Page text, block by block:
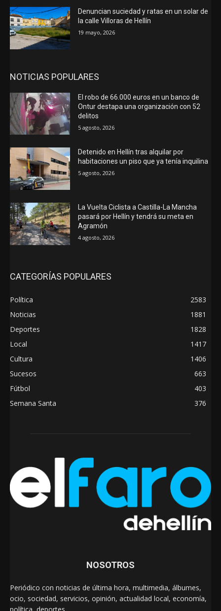
Denuncian suciedad y ratas en un solar de
la calle Villoras de Hellín
19 mayo, 2026
NOTICIAS POPULARES
El robo de 66.000 euros en un banco de
Ontur destapa una organización con 52
delitos
5 agosto, 2026
Detenido en Hellín tras alquilar por
habitaciones un piso que ya tenía inquilina
5 agosto, 2026
La Vuelta Ciclista a Castilla-La Mancha
pasará por Hellín y tendrá su meta en
Agramón
4 agosto, 2026
CATEGORÍAS POPULARES
Política
2583
Noticias
1881
Deportes
1828
Local
1417
Cultura
1406
Sucesos
663
Fútbol
403
Semana Santa
376
NOSOTROS
Periódico con noticias de última hora, multimedia, álbumes,
ocio, sociedad, servicios, opinión, actualidad local, economía,